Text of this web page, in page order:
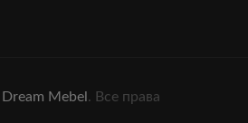
Dream Mebel . Все права